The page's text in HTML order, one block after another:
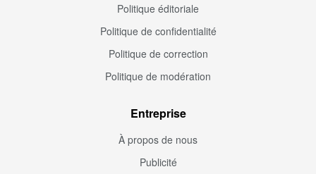
Politique éditoriale
Politique de confidentialité
Politique de correction
Politique de modération
Entreprise
À propos de nous
Publicité